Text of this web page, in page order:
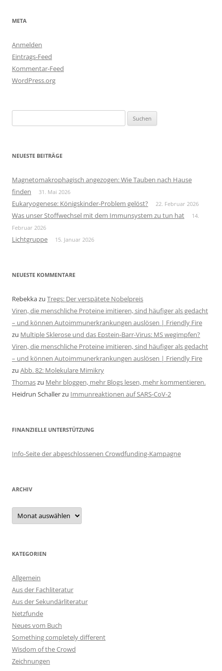
META
Anmelden
Eintrags-Feed
Kommentar-Feed
WordPress.org
nach:
NEUESTE BEITRÄGE
Magnetomakrophagisch angezogen: Wie Tauben nach Hause
finden
31. Mai 2026
Eukaryogenese: Königskinder-Problem gelöst? 22. Februar 2026
Was unser Stoffwechsel mit dem Immunsystem zu tun hat
14.
Februar 2026
Lichtgruppe 15. Januar 2026
NEUESTE KOMMENTARE
Rebekkazu Tregs: Der verspätete Nobelpreis
Viren, die menschliche Proteine imitieren, sind häufiger als gedacht
– und können Autoimmunerkrankungen auslösen | Friendly Fire
zu Multiple Sklerose und das Epstein-Barr-Virus: MS wegimpfen?
Viren, die menschliche Proteine imitieren, sind häufiger als gedacht
– und können Autoimmunerkrankungen auslösen | Friendly Fire
zu Abb. 82: Molekulare Mimikry
Thomaszu Mehr bloggen, mehr Blogs lesen, mehr kommentieren.
Heidrun Schallerzu Immunreaktionen auf SARS-CoV-2
FINANZIELLE UNTERSTÜTZUNG
Info-Seite der abgeschlossenen Crowdfunding-Kampagne
ARCHIV
Archiv
KATEGORIEN
Allgemein
Aus der Fachliteratur
Aus der Sekundärliteratur
Netzfunde
Neues vom Buch
Something completely different
Wisdom of the Crowd
Zeichnungen